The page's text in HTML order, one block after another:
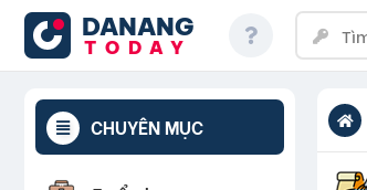
DANANG
TODAY
CHUYÊN MỤC